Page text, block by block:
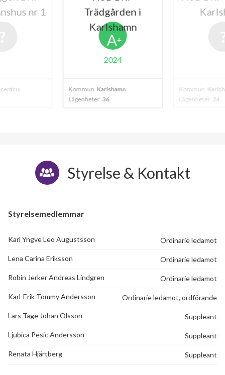
nr 1
Trädgården i
Karlshamn
A+
2024
Kommun Karlshamn
Lägenheter 36
Kommun
Lägenheter 24
Styrelse & Kontakt
Styrelsemedlemmar
Karl Yngve Leo Augustsson Ordinarie ledamot
Lena Carina Eriksson Ordinarie ledamot
Robin Jerker Andreas Lindgren Ordinarie ledamot
Karl-Erik Tommy Andersson Ordinarie ledamot, ordförande
Lars Tage Johan Olsson Suppleant
Ljubica Pesic Andersson Suppleant
Renata Hjärtberg Suppleant